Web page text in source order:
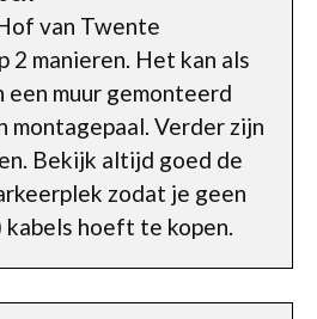
van Twente
2 manieren. Het kan als
een muur gemonteerd
montagepaal. Verder zijn
Bekijk altijd goed de
zodat je geen
hoeft te kopen.